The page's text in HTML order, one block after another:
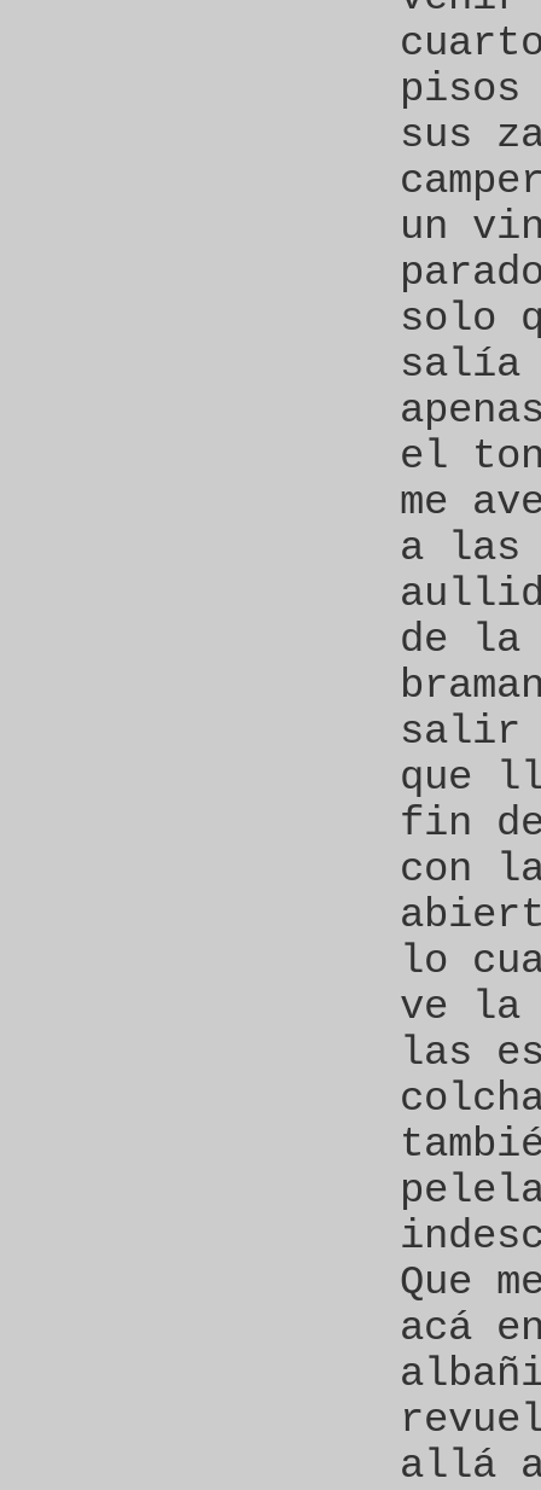
pisos
sus
un
solo
salía
el
me
a las
de la
salir
que
fin de
con
lo
ve la
las
Que
acá
allá